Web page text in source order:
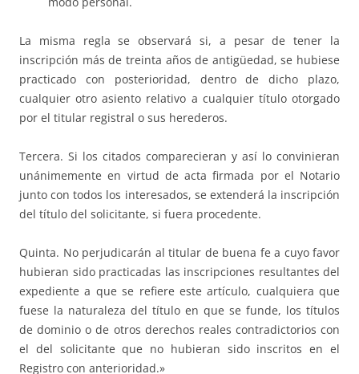
La misma regla se observará si, a pesar de tener la
inscripción más de treinta años de antigüedad, se hubiese
practicado con posterioridad, dentro de dicho plazo,
cualquier otro asiento relativo a cualquier título otorgado
por el titular registral o sus herederos.
Tercera. Si los citados comparecieran y así lo convinieran
unánimemente en virtud de acta firmada por el Notario
junto con todos los interesados, se extenderá la inscripción
del título del solicitante, si fuera procedente.
Quinta. No perjudicarán al titular de buena fe a cuyo favor
hubieran sido practicadas las inscripciones resultantes del
expediente a que se refiere este artículo, cualquiera que
fuese la naturaleza del título en que se funde, los títulos
de dominio o de otros derechos reales contradictorios con
el del solicitante que no hubieran sido inscritos en el
Registro con anterioridad.»